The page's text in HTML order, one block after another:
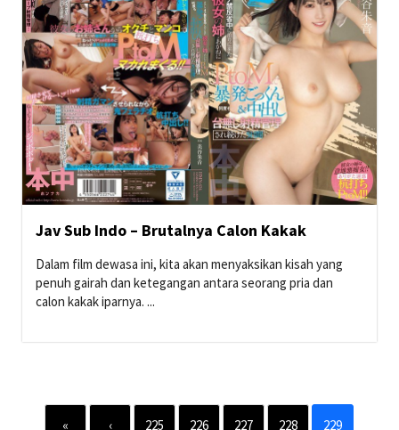
Jav Sub Indo – Brutalnya Calon Kakak
Dalam film dewasa ini, kita akan menyaksikan kisah yang
penuh gairah dan ketegangan antara seorang pria dan
calon kakak iparnya. ...
« ‹ 225 226 227 228 229